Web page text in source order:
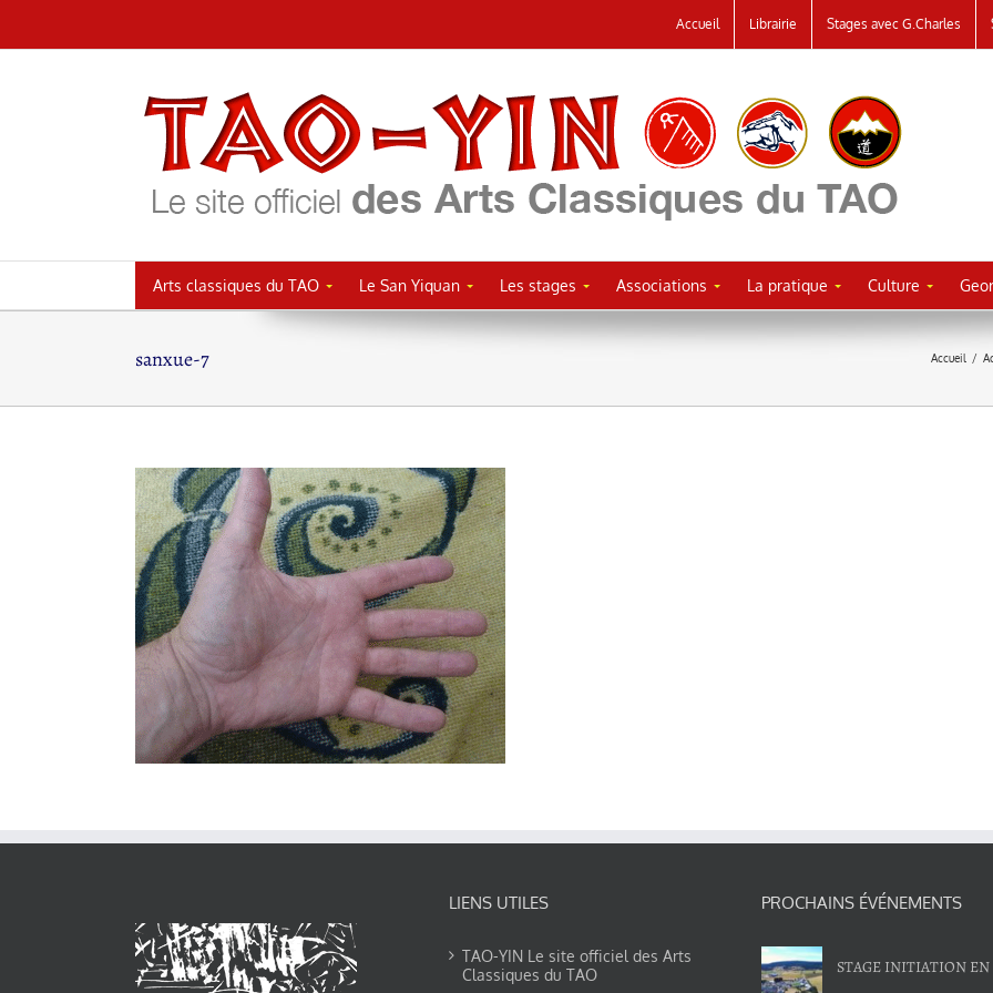
au
Accueil Librairie Stages avec G.Charles
Arts classiques du TAO Le San Yiquan Les stages Associations La pratique Culture
sanxue-7 Accueil /
LIENS UTILES
TAO-YIN Le site officiel des Arts
Classiques du TAO
PROCHAINS ÉVÉNEMENTS
STAGE INITIATION EN